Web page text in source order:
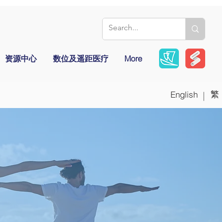
资源中心 数位及遥距医疗 More
English | 繁